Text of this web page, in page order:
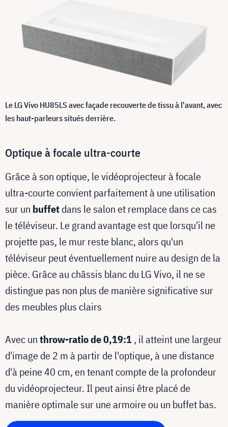
Le LG Vivo HU85LS avec façade recouverte de tissu à l'avant, avec
les haut-parleurs situés derrière.
Optique à focale ultra-courte
Grâce à son optique, le vidéoprojecteur à focale
ultra-courte convient parfaitement à une utilisation
sur un buffetdans le salon et remplace dans ce cas
le téléviseur. Le grand avantage est que lorsqu'il ne
projette pas, le mur reste blanc, alors qu'un
téléviseur peut éventuellement nuire au design de la
pièce. Grâce au châssis blanc du LG Vivo, il ne se
distingue pas non plus de manière significative sur
des meubles plus clairs
Avec unthrow-ratio de 0,19:1, il atteint une largeur
d'image de 2 m à partir de l'optique, à une distance
d'à peine 40 cm, en tenant compte de la profondeur
du vidéoprojecteur. Il peut ainsi être placé de
manière optimale sur une armoire ou un buffet bas.